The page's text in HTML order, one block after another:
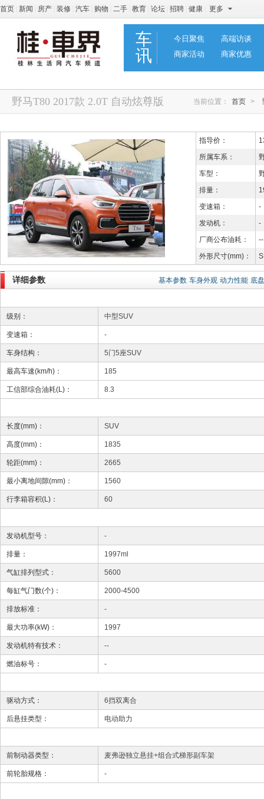
首页 新闻 房产 装修 汽车 购物 二手 教育 论坛 招聘 健康 更多
车
讯
今日聚焦
高端访谈
商家活动
商家优惠
野马T80 2017款 2.0T 自动炫尊版 当前位置： 首页 >
指导价：
所属车系：
车型：
排量：
变速箱：
-
发动机：
-
厂商公布油耗：
--
外形尺寸(mm)：
基本参数 车身外观 动力性能 底
详细参数
级别： 中型SUV
变速箱： -
车身结构： 5门5座SUV
最高车速(km/h)： 185
工信部综合油耗(L)： 8.3
长度(mm)： SUV
高度(mm)： 1835
轮距(mm)： 2665
最小离地间隙(mm)： 1560
行李箱容积(L)： 60
发动机型号： -
排量： 1997ml
气缸排列型式： 5600
每缸气门数(个)： 2000-4500
排放标准： -
最大功率(kW)： 1997
发动机特有技术： --
燃油标号： -
驱动方式： 6挡双离合
后悬挂类型： 电动助力
前制动器类型： 麦弗逊独立悬挂+组合式梯形副车架
前轮胎规格： -